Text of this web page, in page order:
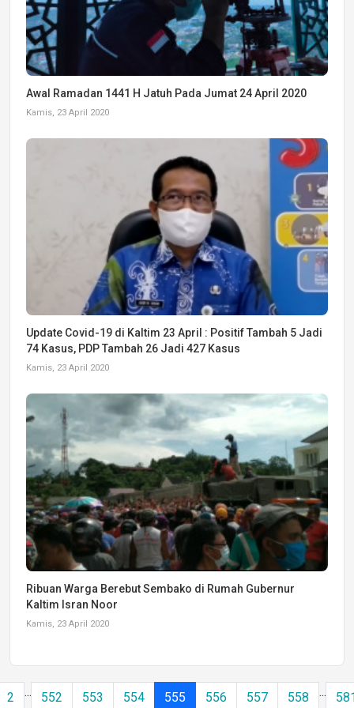
Awal Ramadan 1441 H Jatuh Pada Jumat 24 April 2020
Kamis, 23 April 2020
Update Covid-19 di Kaltim 23 April : Positif Tambah 5 Jadi
74 Kasus, PDP Tambah 26 Jadi 427 Kasus
Kamis, 23 April 2020
Ribuan Warga Berebut Sembako di Rumah Gubernur
Kaltim Isran Noor
Kamis, 23 April 2020
2 ... 552 553 554 555 556 557 558 ...